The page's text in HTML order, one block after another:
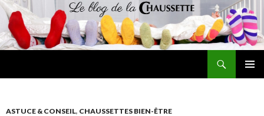
ASTUCE & CONSEIL, CHAUSSETTES BIEN-ÊTRE